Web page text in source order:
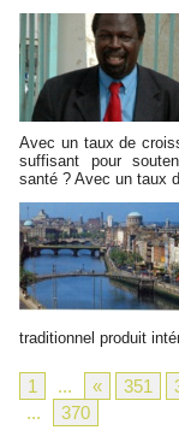
Avec un taux de
suffisant pour
santé ? Avec un taux
traditionnel produit
1 ... « 351
...
370